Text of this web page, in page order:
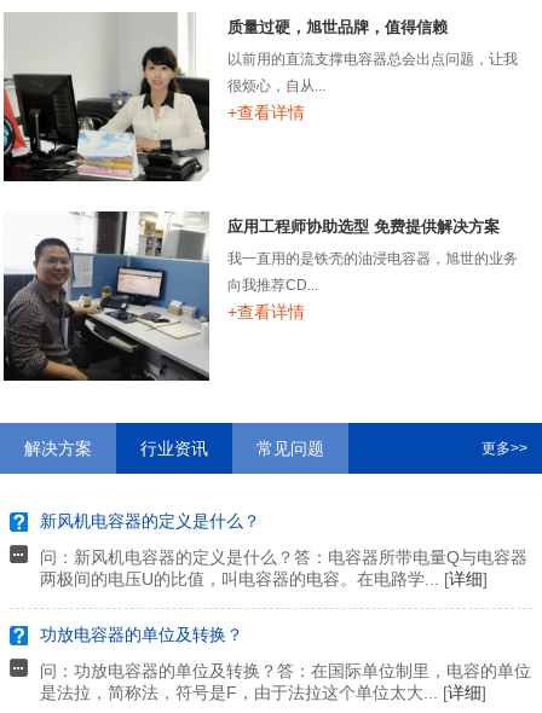
质量过硬，旭世品牌，值得信赖
以前用的直流支撑电容器总会出点问题，让我
很烦心，自从...
+查看详情
应用工程师协助选型 免费提供解决方案
我一直用的是铁壳的油浸电容器，旭世的业务
向我推荐CD...
+查看详情
解决方案 行业资讯 常见问题 更多>>
新风机电容器的定义是什么？
问：新风机电容器的定义是什么？答：电容器所带电量Q与电容器
两极间的电压U的比值，叫电容器的电容。在电路学... [详细]
功放电容器的单位及转换？
问：功放电容器的单位及转换？答：在国际单位制里，电容的单位
是法拉，简称法，符号是F，由于法拉这个单位太大... [详细]